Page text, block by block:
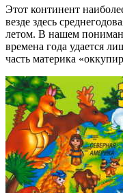
Этот континент
везде здесь
летом. В нашем
времена года удается
часть материка